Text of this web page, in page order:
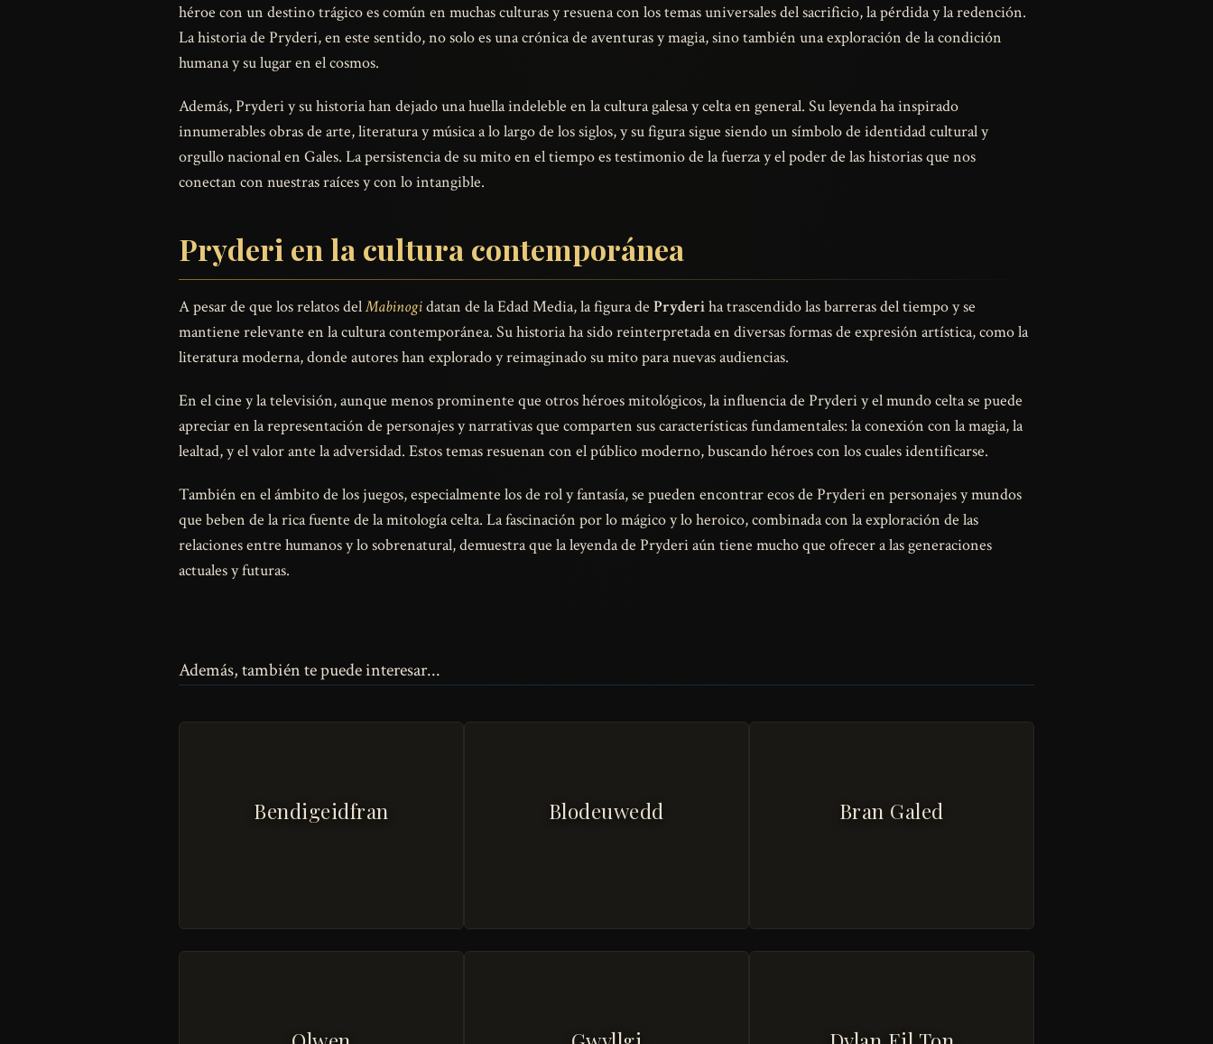
héroe con un destino trágico es común en muchas culturas y resuena con los temas universales del sacrificio, la pérdida y la redención.
La historia de Pryderi, en este sentido, no solo es una crónica de aventuras y magia, sino también una exploración de la condición
humana y su lugar en el cosmos.
Además, Pryderi y su historia han dejado una huella indeleble en la cultura galesa y celta en general. Su leyenda ha inspirado
innumerables obras de arte, literatura y música a lo largo de los siglos, y su figura sigue siendo un símbolo de identidad cultural y
orgullo nacional en Gales. La persistencia de su mito en el tiempo es testimonio de la fuerza y el poder de las historias que nos
conectan con nuestras raíces y con lo intangible.
Pryderi en la cultura contemporánea
A pesar de que los relatos delMabinogidatan de la Edad Media, la figura de Pryderiha trascendido las barreras del tiempo y se
mantiene relevante en la cultura contemporánea. Su historia ha sido reinterpretada en diversas formas de expresión artística, como la
literatura moderna, donde autores han explorado y reimaginado su mito para nuevas audiencias.
En el cine y la televisión, aunque menos prominente que otros héroes mitológicos, la influencia de Pryderi y el mundo celta se puede
apreciar en la representación de personajes y narrativas que comparten sus características fundamentales: la conexión con la magia, la
lealtad, y el valor ante la adversidad. Estos temas resuenan con el público moderno, buscando héroes con los cuales identificarse.
También en el ámbito de los juegos, especialmente los de rol y fantasía, se pueden encontrar ecos de Pryderi en personajes y mundos
que beben de la rica fuente de la mitología celta. La fascinación por lo mágico y lo heroico, combinada con la exploración de las
relaciones entre humanos y lo sobrenatural, demuestra que la leyenda de Pryderi aún tiene mucho que ofrecer a las generaciones
actuales y futuras.
Además, también te puede interesar...
Bendigeidfran Blodeuwedd Bran Galed